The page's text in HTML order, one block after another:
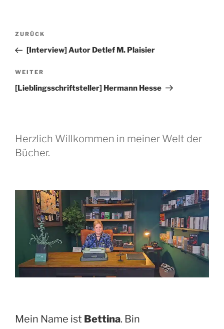
Beitragsnavigation
Vorheriger
Beitrag
ZURÜCK
[Interview] Autor Detlef M. Plaisier
Nächster
Beitrag
WEITER
[Lieblingsschriftsteller] Hermann Hesse
Herzlich Willkommen in meiner Welt der
Bücher.
Mein Name ist Bettina. Bin